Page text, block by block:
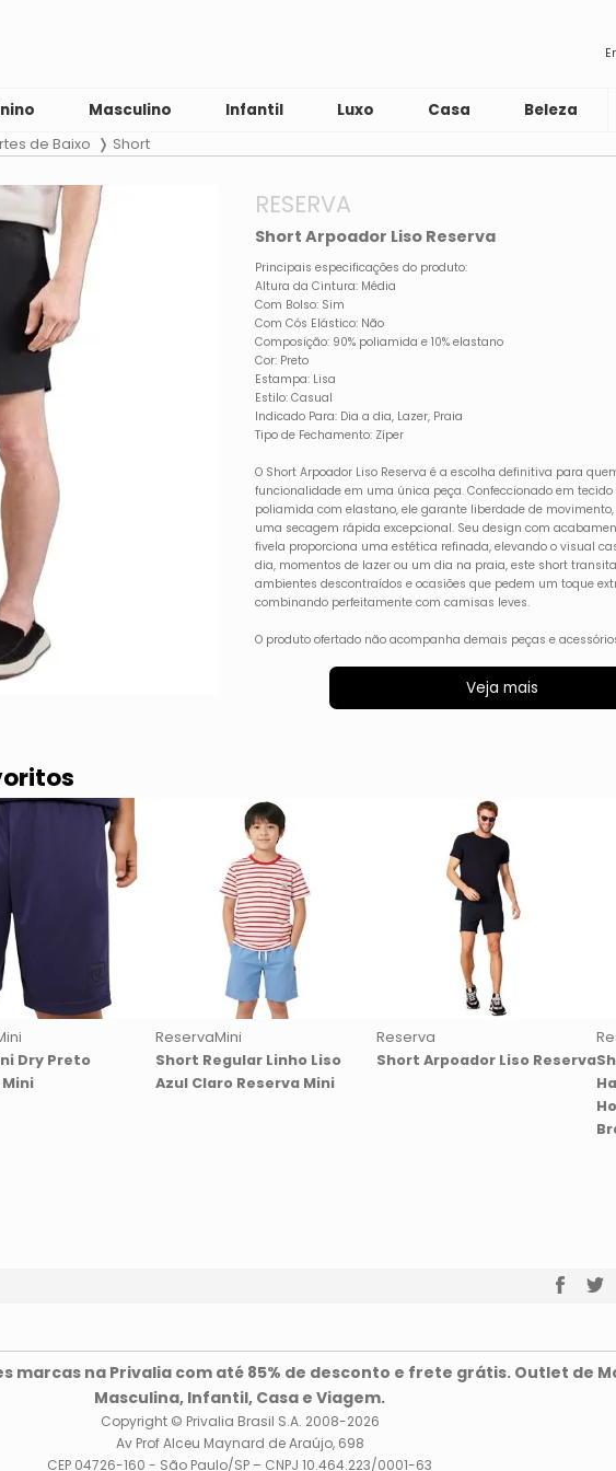
Masculino Infantil Luxo Casa Beleza
de Baixo Short
RESERVA
Short Arpoador Liso Reserva
Principais especificações do produto:
Altura da Cintura: Média
Com Bolso: Sim
Com Cós Elástico: Não
Composição: 90% poliamida e 10% elastano
Cor: Preto
Estampa: Lisa
Estilo: Casual
Indicado Para: Dia a dia, Lazer, Praia
Tipo de Fechamento: Zíper
O Short Arpoador Liso Reserva é a escolha definitiva para
funcionalidade em uma única peça. Confeccionado em tecido
poliamida com elastano, ele garante liberdade de
uma secagem rápida excepcional. Seu design com
fivela proporciona uma estética refinada, elevando o visual
dia, momentos de lazer ou um dia na praia, este short
ambientes descontraídos e ocasiões que pedem um toque
combinando perfeitamente com camisas leves.
O produto ofertado não acompanha demais peças e
Veja mais
Dry Preto
ReservaMini
Short Regular Linho Liso
Azul Claro Reserva Mini
Reserva
Short Arpoador Liso Reserva
marcas na Privalia com até 85% de desconto e frete grátis. Outlet de
Masculina, Infantil, Casa e Viagem.
Copyright © Privalia Brasil S.A. 2008-2026
Av Prof Alceu Maynard de Araújo, 698
CEP 04726-160 - São Paulo/SP – CNPJ 10.464.223/0001-63